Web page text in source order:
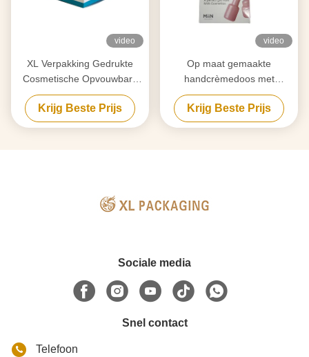
video
XL Verpakking Gedrukte
Cosmetische Opvouwbare
Kartonnen Doos Fabricage
Luxe Witte Kartonnen
Papieren Doos
Verpakking
Krijg Beste Prijs
video
Op maat gemaakte
handcrèmedoos met
zilverfolie | Vouwkarton
Krijg Beste Prijs
Sociale media
Snel contact
Telefoon